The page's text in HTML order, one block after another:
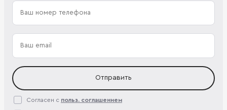
Отправить
Согласен с польз. соглашением